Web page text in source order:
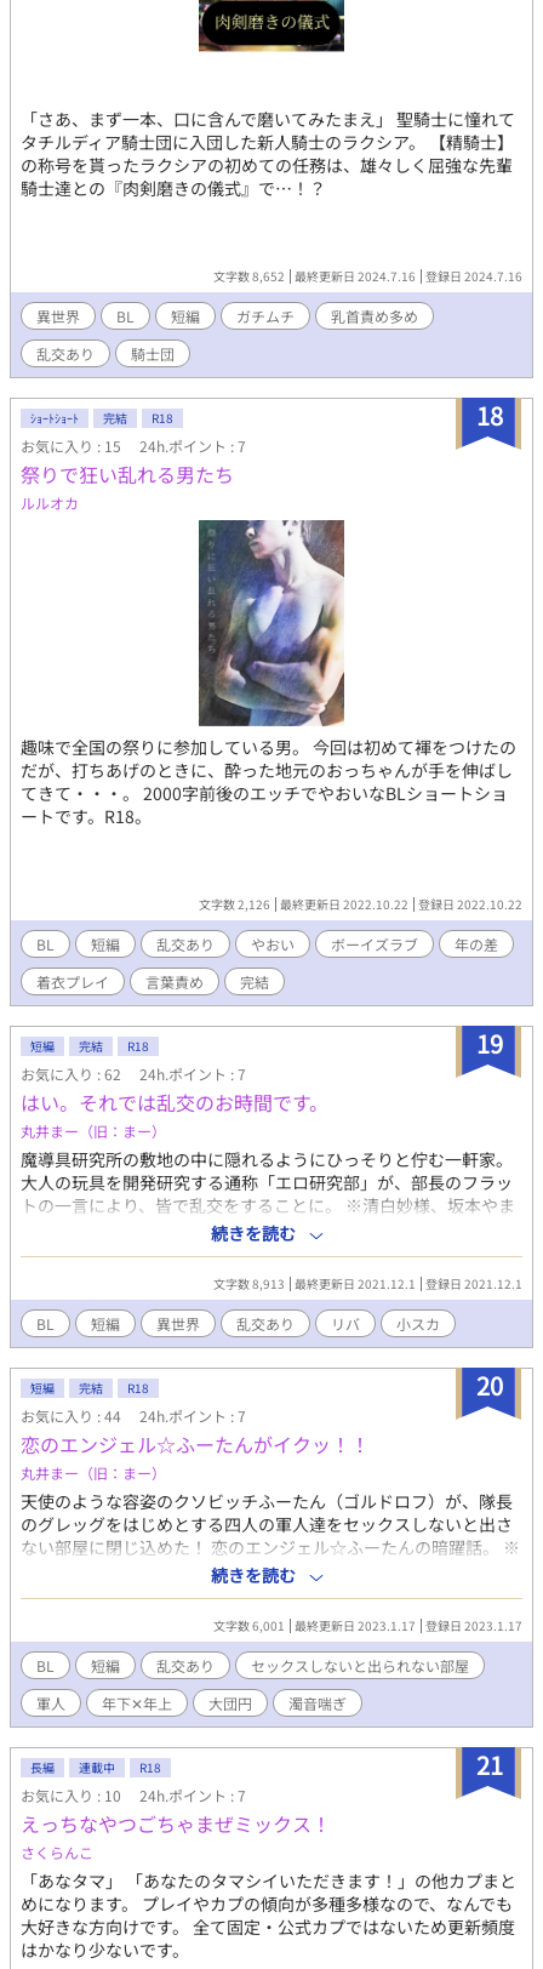
「さあ、まず一本、口に含んで磨いてみたまえ」 聖騎士に憧れて
タチルディア騎士団に入団した新人騎士のラクシア。 【精騎士】
の称号を貰ったラクシアの初めての任務は、雄々しく屈強な先輩
騎士達との『肉剣磨きの儀式』で…！？
文字数 8,652 最終更新日 2024.7.16 登録日 2024.7.16
異世界 BL 短編 ガチムチ
乳首責め多め
乱交あり
騎士団
18
ｼｮｰﾄｼｮｰﾄ 完結 R18
お気に入り : 15 24h.ポイント : 7
祭りで狂い乱れる男たち
ルルオカ
趣味で全国の祭りに参加している男。 今回は初めて褌をつけたの
だが、打ちあげのときに、酔った地元のおっちゃんが手を伸ばし
てきて・・・。 2000字前後のエッチでやおいなBLショートショ
ートです。R18。
文字数 2,126 最終更新日 2022.10.22 登録日 2022.10.22
BL 短編 乱交あり やおい ボーイズラブ
年の差
着衣プレイ
言葉責め 完結
19
短編 完結 R18
お気に入り : 62 24h.ポイント : 7
はい。それでは乱交のお時間です。
丸井まー（旧：まー）
魔導具研究所の敷地の中に隠れるようにひっそりと佇む一軒家。
大人の玩具を開発研究する通称「エロ研究部」が、部長のフラッ
トの一言により、皆で乱交をすることに。 ※清白妙様、坂本やま
様主催の「らららパーリーナイト」企画参加作品です。男５人で
乱交してます。リバ、小スカありです。頭を空っぽにしてお楽し
みください。 ※ムーンライトノベルズさんでも公開しておりま
す。
続きを読む
文字数 8,913 最終更新日 2021.12.1 登録日 2021.12.1
BL 短編 異世界 乱交あり リバ 小スカ
20
短編 完結 R18
お気に入り : 44 24h.ポイント : 7
恋のエンジェル☆ふーたんがイクッ！！
丸井まー（旧：まー）
天使のような容姿のクソビッチふーたん（ゴルドロフ）が、隊長
のグレッグをはじめとする四人の軍人達をセックスしないと出さ
ない部屋に閉じ込めた！ 恋のエンジェル☆ふーたんの暗躍話。 ※
乱交です。濁音喘ぎです。 ※頭を空っぽにして、お楽しみくださ
い。 ※ムーンライトノベルズさんにも公開しております。
続きを読む
文字数 6,001 最終更新日 2023.1.17 登録日 2023.1.17
BL 短編 乱交あり
セックスしないと出られない部屋
軍人
年下✕年上 大団円 濁音喘ぎ
21
長編 連載中 R18
お気に入り : 10 24h.ポイント : 7
えっちなやつごちゃまぜミックス！
さくらんこ
「あなタマ」 「あなたのタマシイいただきます！」の他カプまと
めになります。 プレイやカプの傾向が多種多様なので、なんでも
大好きな方向けです。 全て固定・公式カプではないため更新頻度
はかなり少ないです。